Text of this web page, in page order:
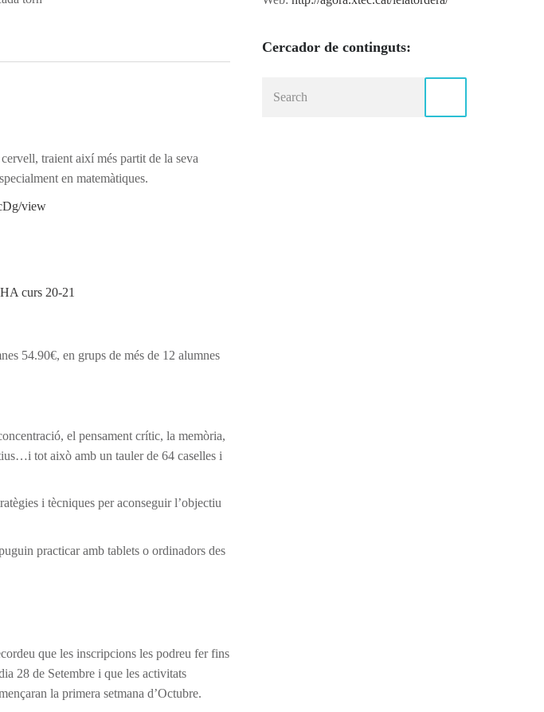
traient així més partit de la seva
en matemàtiques.
view
54.90€, en grups de més de 12 alumnes
curs 20-21
el pensament crític, la memòria,
tot això amb un tauler de 64 caselles i
i tècniques per aconseguir l’objectiu
practicar amb tablets o ordinadors des
que les inscripcions les podreu fer fins
28 de Setembre i que les activitats
la primera setmana d’Octubre.
Cercador de continguts: